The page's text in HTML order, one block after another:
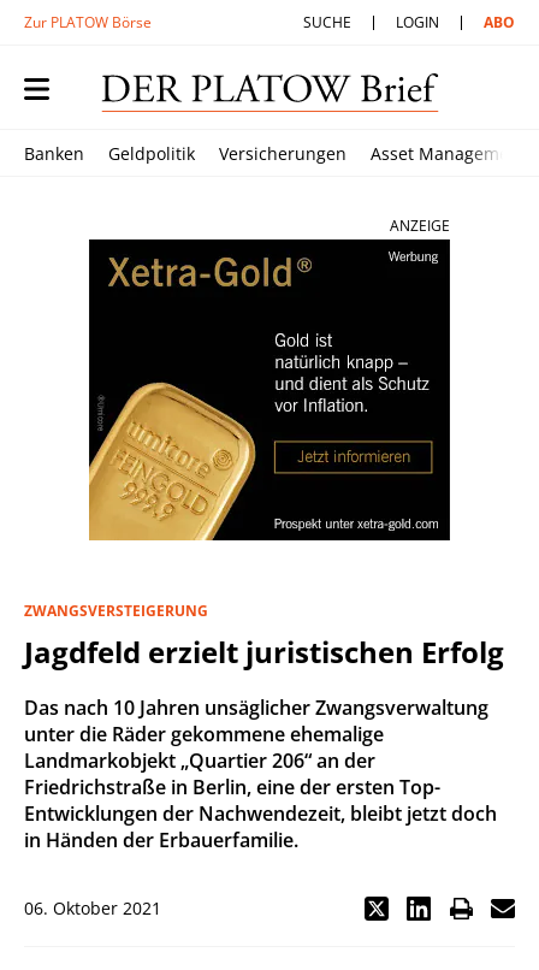
Zur PLATOW Börse SUCHE LOGIN ABO
Banken Geldpolitik Versicherungen Asset Management
ANZEIGE
ZWANGSVERSTEIGERUNG
Jagdfeld erzielt juristischen Erfolg
Das nach 10 Jahren unsäglicher Zwangsverwaltung
unter die Räder gekommene ehemalige
Landmarkobjekt „Quartier 206“ an der
Friedrichstraße in Berlin, eine der ersten Top-
Entwicklungen der Nachwendezeit, bleibt jetzt doch
in Händen der Erbauerfamilie.
06. Oktober 2021